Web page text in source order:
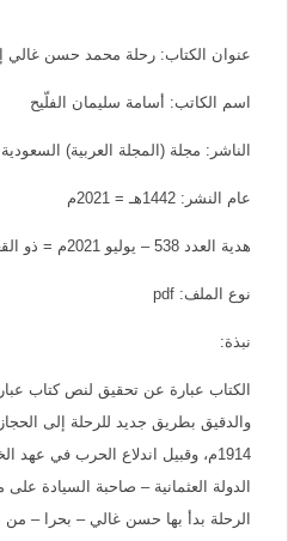
عنوان الكتاب: رحلة محمد حسن غالي إلى
اسم الكاتب: أسامة سليمان الفلّيح
الناشر: مجلة (المجلة العربية)
عام النشر: 1442هـ = 2021م
هدية العدد 538 – يوليو 2021م = ذو القعدة 1442هـ
نوع الملف: pdf
نبذة:
الكتاب عبارة عن تحقيق لنص كتاب
الدولة العثمانية – صاحبة السيادة
الرحلة بدأ بها حسن غالي – بحرا –